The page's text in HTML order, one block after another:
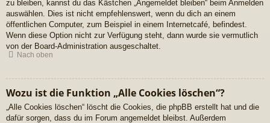
zu bleiben, kannst du das Kästchen „Angemeldet bleiben“ beim Anmelden
auswählen. Dies ist nicht empfehlenswert, wenn du dich an einem
öffentlichen Computer, zum Beispiel in einem Internetcafé, befindest.
Wenn diese Option nicht zur Verfügung steht, dann wurde sie vermutlich
von der Board-Administration ausgeschaltet.
Nach oben
Wozu ist die Funktion „Alle Cookies löschen“?
„Alle Cookies löschen“ löscht die Cookies, die phpBB erstellt hat und die
dafür sorgen, dass du im Forum angemeldet bleibst. Außerdem